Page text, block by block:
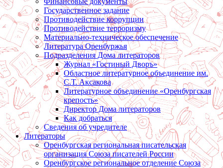
Государственное задание
Противодействие коррупции
Противодействие терроризму
Материально-техническое обеспечение
Литература Оренбуржья
Подразделения Дома литераторов
Журнал «Гостиный Дворъ»
Областное литературное объединение им.
С.Т. Аксакова
Литературное объединение «Оренбургская
крепость»
Директор Дома литераторов
Как добраться
Сведения об учредителе
Литераторы
Оренбургская региональная писательская
организация Союза писателей России
Оренбургское региональное отделение Союза